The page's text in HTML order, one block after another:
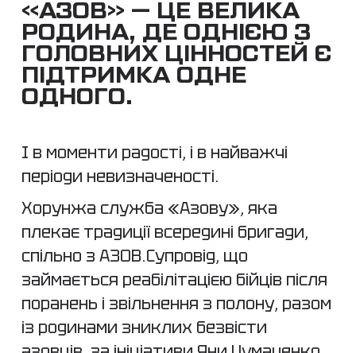
«АЗОВ» — ЦЕ ВЕЛИКА
РОДИНА, ДЕ ОДНІЄЮ З
ГОЛОВНИХ ЦІННОСТЕЙ Є
ПІДТРИМКА ОДНЕ
ОДНОГО.
І в моменти радості, і в найважчі
періоди невизначеності.
Хорунжа служба «Азову», яка
плекає традиції всередині бригади,
спільно з АЗОВ.Супровід, що
займається реабілітацією бійців після
поранень і звільнення з полону, разом
із родинами зниклих безвісти